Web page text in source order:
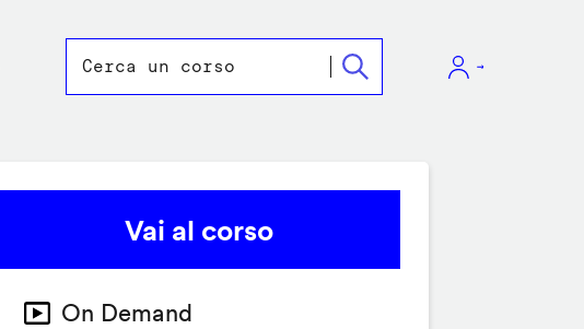
Vai al corso
On Demand